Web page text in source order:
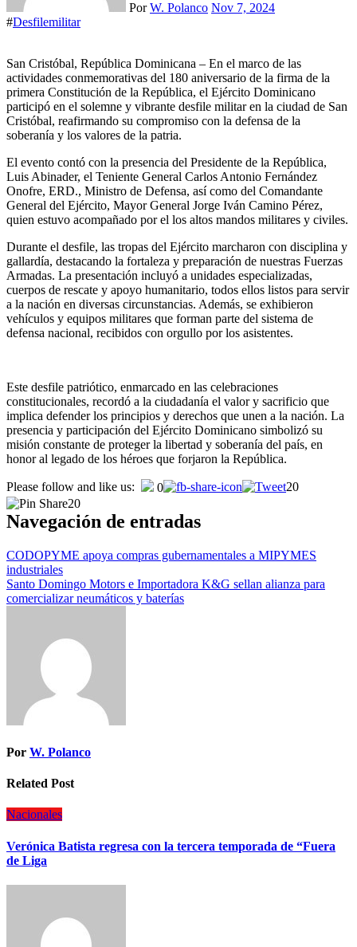
PorW. Polanco Nov 7, 2024
#Desfilemilitar
San Cristóbal, República Dominicana – En el marco de las
actividades conmemorativas del 180 aniversario de la firma de la
primera Constitución de la República, el Ejército Dominicano
participó en el solemne y vibrante desfile militar en la ciudad de San
Cristóbal, reafirmando su compromiso con la defensa de la
soberanía y los valores de la patria.
El evento contó con la presencia del Presidente de la República,
Luis Abinader, el Teniente General Carlos Antonio Fernández
Onofre, ERD., Ministro de Defensa, así como del Comandante
General del Ejército, Mayor General Jorge Iván Camino Pérez,
quien estuvo acompañado por el los altos mandos militares y civiles.
Durante el desfile, las tropas del Ejército marcharon con disciplina y
gallardía, destacando la fortaleza y preparación de nuestras Fuerzas
Armadas. La presentación incluyó a unidades especializadas,
cuerpos de rescate y apoyo humanitario, todos ellos listos para servir
a la nación en diversas circunstancias. Además, se exhibieron
vehículos y equipos militares que forman parte del sistema de
defensa nacional, recibidos con orgullo por los asistentes.
Este desfile patriótico, enmarcado en las celebraciones
constitucionales, recordó a la ciudadanía el valor y sacrificio que
implica defender los principios y derechos que unen a la nación. La
presencia y participación del Ejército Dominicano simbolizó su
misión constante de proteger la libertad y soberanía del país, en
honor al legado de los héroes que forjaron la República.
Please follow and like us: 0
20
20
Navegación de entradas
CODOPYME apoya compras gubernamentales a MIPYMES
industriales
Santo Domingo Motors e Importadora K&G sellan alianza para
comercializar neumáticos y baterías
Por W. Polanco
Related Post
Nacionales
Verónica Batista regresa con la tercera temporada de “Fuera
de Liga